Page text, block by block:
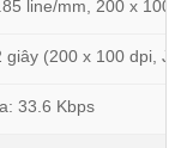
line/mm, 200 x
giây (200 x 100 dpi,
33.6 Kbps